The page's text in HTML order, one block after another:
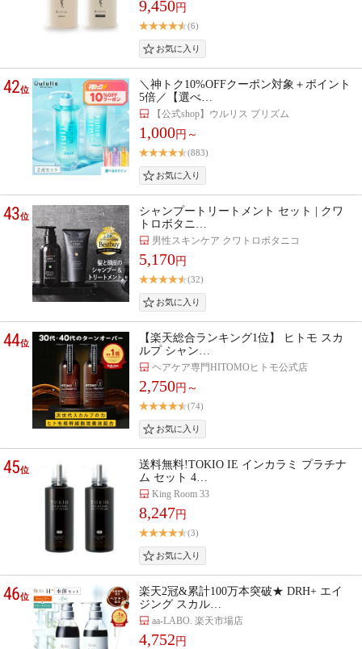
9,450円
(6)
42位
＼神トク10%OFFクーポン対象＋ポイント
5倍／【選べ…
【公式shop】ウルリス プリズム
1,000円～
(883)
43位
シャンプートリートメント セット | クワ
トロボタニ…
男性スキンケア クワトロボタニコ
5,170円
(32)
44位
【楽天総合ランキング1位】 ヒトモ スカ
ルプ シャン…
ヘアケア専門HITOMOヒトモ公式店
2,750円～
(74)
45位
送料無料!TOKIO IE インカラミ プラチナ
ム セット 4…
King Room 33
8,247円
(3)
46位
楽天2冠&累計100万本突破★ DRH+ エイ
ジング スカル…
aa-LABO. 楽天市場店
4,752 円